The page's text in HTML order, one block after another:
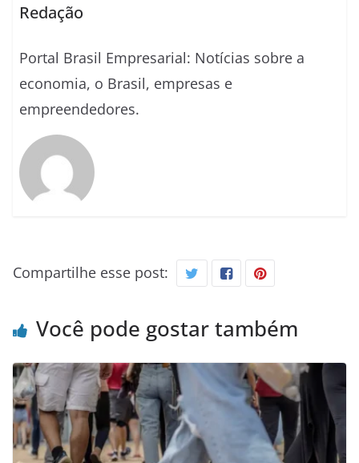
Redação
Portal Brasil Empresarial: Notícias sobre a
economia, o Brasil, empresas e
empreendedores.
Compartilhe esse post:
Você pode gostar também